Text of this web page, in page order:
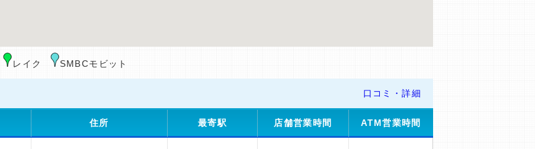
レイク SMBCモビット
口コミ・詳細
住所 最寄駅 店舗営業時間 ATM営業時間